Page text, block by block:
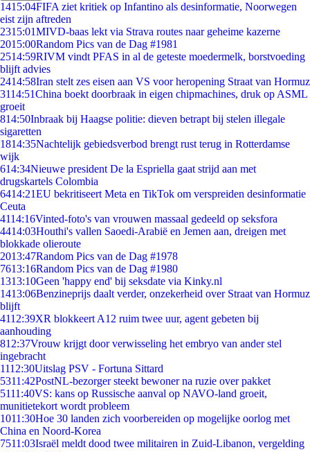
1415:04FIFA ziet kritiek op Infantino als desinformatie, Noorwegen
eist zijn aftreden
2315:01MIVD-baas lekt via Strava routes naar geheime kazerne
2015:00Random Pics van de Dag #1981
2514:59RIVM vindt PFAS in al de geteste moedermelk, borstvoeding
blijft advies
2414:58Iran stelt zes eisen aan VS voor heropening Straat van Hormuz
3114:51China boekt doorbraak in eigen chipmachines, druk op ASML
groeit
814:50Inbraak bij Haagse politie: dieven betrapt bij stelen illegale
sigaretten
1814:35Nachtelijk gebiedsverbod brengt rust terug in Rotterdamse
wijk
614:34Nieuwe president De la Espriella gaat strijd aan met
drugskartels Colombia
6414:21EU bekritiseert Meta en TikTok om verspreiden desinformatie
Ceuta
4114:16Vinted-foto's van vrouwen massaal gedeeld op seksfora
4414:03Houthi's vallen Saoedi-Arabië en Jemen aan, dreigen met
blokkade olieroute
2013:47Random Pics van de Dag #1978
7613:16Random Pics van de Dag #1980
1313:10Geen 'happy end' bij seksdate via Kinky.nl
1413:06Benzineprijs daalt verder, onzekerheid over Straat van Hormuz
blijft
4112:39XR blokkeert A12 ruim twee uur, agent gebeten bij
aanhouding
812:37Vrouw krijgt door verwisseling het embryo van ander stel
ingebracht
1112:30Uitslag PSV - Fortuna Sittard
5311:42PostNL-bezorger steekt bewoner na ruzie over pakket
5111:40VS: kans op Russische aanval op NAVO-land groeit,
munitietekort wordt probleem
1011:30Hoe 30 landen zich voorbereiden op mogelijke oorlog met
China en Noord-Korea
7511:03Israël meldt dood twee militairen in Zuid-Libanon, vergelding